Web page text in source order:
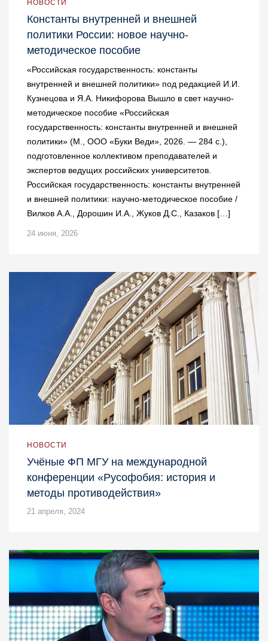
НОВОСТИ
Константы внутренней и внешней
политики России: новое научно-
методическое пособие
«Российская государственность: константы
внутренней и внешней политики» под редакцией И.И.
Кузнецова и Я.А. Никифорова Вышло в свет научно-
методическое пособие «Российская
государственность: константы внутренней и внешней
политики» (М., ООО «Буки Веди», 2026. — 284 с.),
подготовленное коллективом преподавателей и
экспертов ведущих российских университетов.
Российская государственность: константы внутренней
и внешней политики: научно-методическое пособие /
Вилков А.А., Дорошин И.А., Жуков Д.С., Казаков […]
24 июня, 2026
НОВОСТИ
Учёные ФП МГУ на международной
конференции «Русофобия: история и
методы противодействия»
21 апреля, 2024